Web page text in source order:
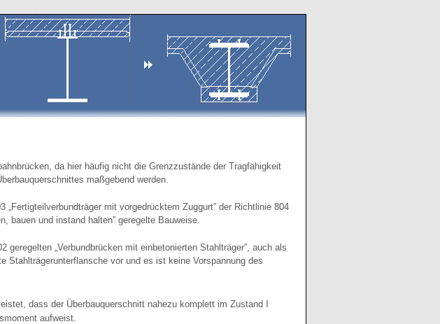
da hier häufig nicht die Grenzzustände der Tragfähigkeit
maßgebend werden.
mit vorgedrücktem Zuggurt” der Richtlinie 804
bauen und instand halten” geregelte Bauweise.
„Verbundbrücken mit einbetonierten Stahlträger”, auch als
Stahlträgerunterflansche vor und es ist keine Vorspannung des
dass der Überbauquerschnitt nahezu komplett im Zustand I
aufweist.